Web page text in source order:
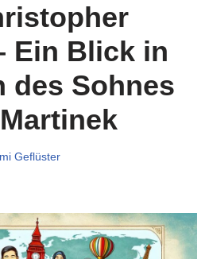
Ein Blick in
des Sohnes
Geflüster